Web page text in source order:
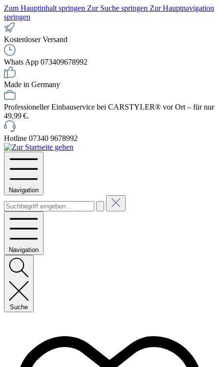
Zum Hauptinhalt springen Zur Suche springen Zur Hauptnavigation
springen
Kostenloser Versand
Whats App 073409678992
Made in Germany
Professioneller Einbauservice bei CARSTYLER® vor Ort – für nur
49,99 €.
Hotline 07340 9678992
Navigation
Navigation
Suche